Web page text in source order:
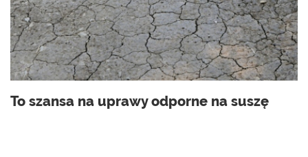
To szansa na uprawy odporne na suszę